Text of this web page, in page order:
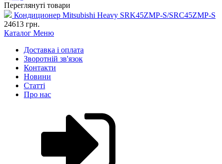
Переглянуті товари
Кондиционер Mitsubishi Heavy SRK45ZMP-S/SRC45ZMP-S
24613 грн.
Каталог Меню
Доставка і оплата
Зворотній зв'язок
Контакти
Новини
Статті
Про нас